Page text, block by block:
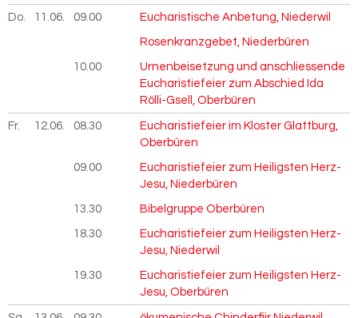
Do. 11.06. 2026
09.00 Eucharistische Anbetung, Niederwil
Rosenkranzgebet, Niederbüren
10.00
Urnenbeisetzung und anschliessende
Eucharistiefeier zum Abschied Ida
Rölli-Gsell, Oberbüren
Fr. 12.06. 2026
08.30
Eucharistiefeier im Kloster Glattburg,
Oberbüren
09.00
Eucharistiefeier zum Heiligsten Herz-
Jesu, Niederbüren
13.30 Bibelgruppe Oberbüren
18.30
Eucharistiefeier zum Heiligsten Herz-
Jesu, Niederwil
19.30
Eucharistiefeier zum Heiligsten Herz-
Jesu, Oberbüren